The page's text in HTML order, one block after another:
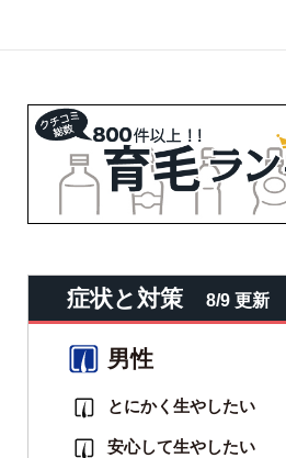
症状と対策 8/9 更新
男性
とにかく生やしたい
安心して生やしたい